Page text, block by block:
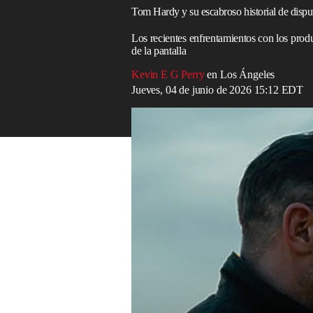
Tom Hardy y su escabroso historial de
Los recientes enfrentamientos con los
de la pantalla
Kevin E G Perry en Los Ángeles
Jueves, 04 de junio de 2026 15:12 EDT
está pasando por una
actualmente en el centro de una
Si bien los rumores
no está claro si regresará para la tercera
actores
sobre productores, directores y
Ha forjado su carrera interpretando
como el imponente villano Bane en